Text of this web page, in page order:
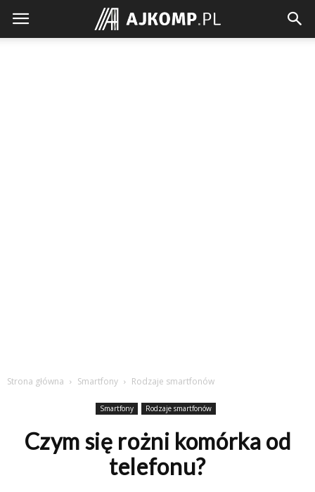
Ajkomp.pl
Strona główna Smartfony Rodzaje smartfonów
Smartfony Rodzaje smartfonów
Czym się rożni komórka od
telefonu?